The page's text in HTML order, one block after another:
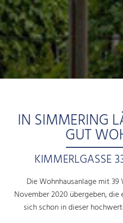
IN SIMMERING
GUT
KIMMERLGASSE
Die Wohnhausanlage mit
November 2020 übergeben, die
sich schon in dieser